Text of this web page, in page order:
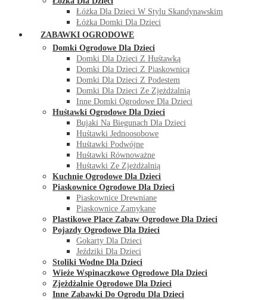
Łóżka Dla Dzieci W Stylu Skandynawskim
Łóżka Domki Dla Dzieci
ZABAWKI OGRODOWE
Domki Ogrodowe Dla Dzieci
Domki Dla Dzieci Z Huśtawką
Domki Dla Dzieci Z Piaskownicą
Domki Dla Dzieci Z Podestem
Domki Dla Dzieci Ze Zjeżdżalnią
Inne Domki Ogrodowe Dla Dzieci
Huśtawki Ogrodowe Dla Dzieci
Bujaki Na Biegunach Dla Dzieci
Huśtawki Jednoosobowe
Huśtawki Podwójne
Huśtawki Równoważne
Huśtawki Ze Zjeżdżalnią
Kuchnie Ogrodowe Dla Dzieci
Piaskownice Ogrodowe Dla Dzieci
Piaskownice Drewniane
Piaskownice Zamykane
Plastikowe Place Zabaw Ogrodowe Dla Dzieci
Pojazdy Ogrodowe Dla Dzieci
Gokarty Dla Dzieci
Jeździki Dla Dzieci
Stoliki Wodne Dla Dzieci
Wieże Wspinaczkowe Ogrodowe Dla Dzieci
Zjeżdżalnie Ogrodowe Dla Dzieci
Inne Zabawki Do Ogrodu Dla Dzieci